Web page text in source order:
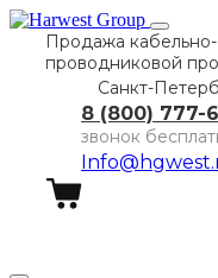
Продажа кабельно-
проводниковой
Санкт-
8 (800) 777-
звонок